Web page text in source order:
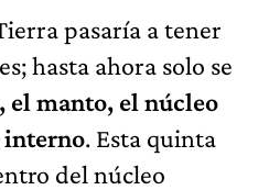
pasaría a tener
hasta ahora solo se
el manto, el núcleo
interno. Esta quinta
del núcleo